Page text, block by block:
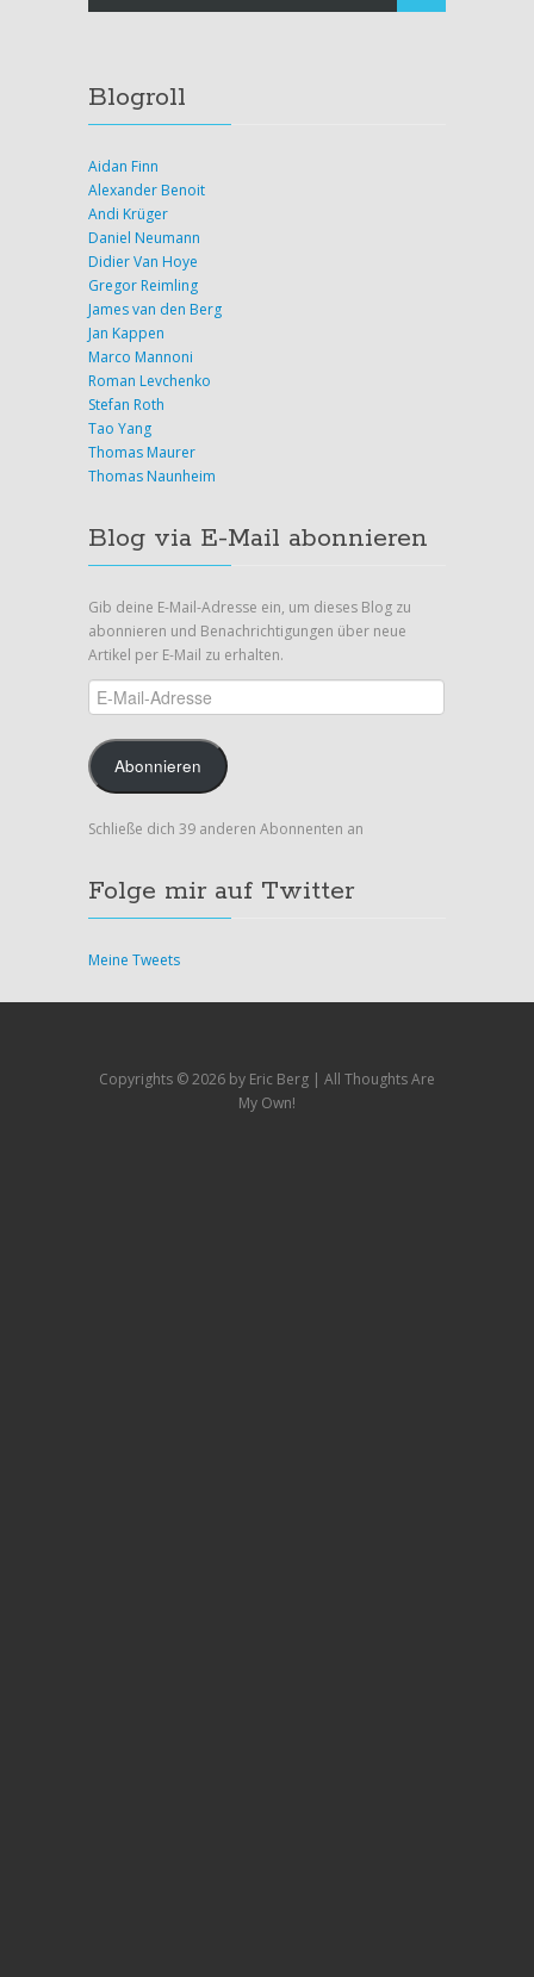
Blogroll
Aidan Finn
Alexander Benoit
Andi Krüger
Daniel Neumann
Didier Van Hoye
Gregor Reimling
James van den Berg
Jan Kappen
Marco Mannoni
Roman Levchenko
Stefan Roth
Tao Yang
Thomas Maurer
Thomas Naunheim
Blog via E-Mail abonnieren
Gib deine E-Mail-Adresse ein, um dieses Blog zu
abonnieren und Benachrichtigungen über neue
Artikel per E-Mail zu erhalten.
E-
Mail-
Adresse
Abonnieren
Schließe dich 39 anderen Abonnenten an
Folge mir auf Twitter
Meine Tweets
Copyrights ©2026 by Eric Berg | All Thoughts Are
My Own!